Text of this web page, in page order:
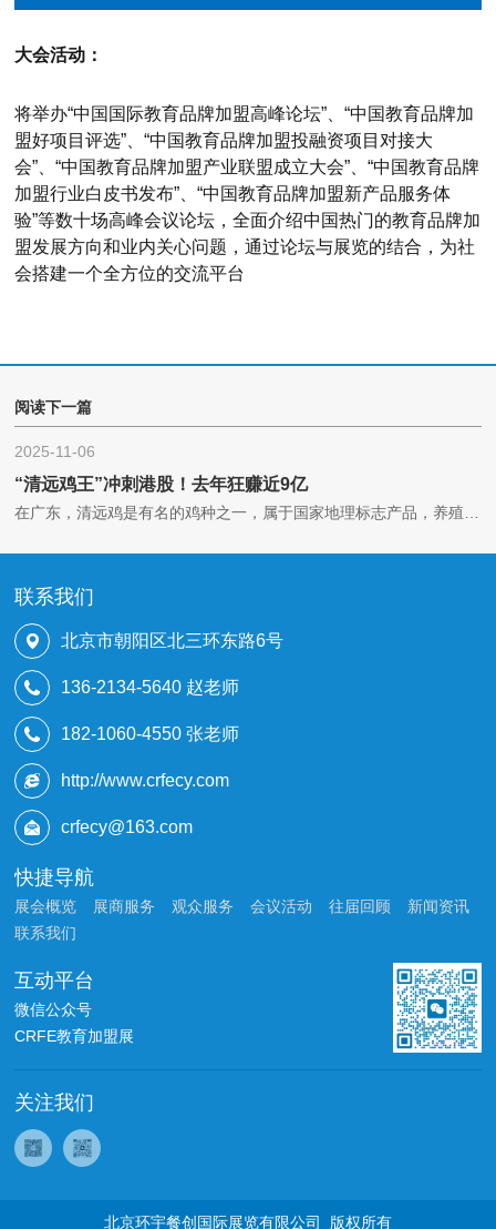
大会活动：
将举办“中国国际教育品牌加盟高峰论坛”、“中国教育品牌加
盟好项目评选”、“中国教育品牌加盟投融资项目对接大
会”、“中国教育品牌加盟产业联盟成立大会”、“中国教育品牌
加盟行业白皮书发布”、“中国教育品牌加盟新产品服务体
验”等数十场高峰会议论坛，全面介绍中国热门的教育品牌加
盟发展方向和业内关心问题，通过论坛与展览的结合，为社
会搭建一个全方位的交流平台
阅读下一篇
2025-11-06
“清远鸡王”冲刺港股！去年狂赚近9亿
联系我们
北京市朝阳区北三环东路6号
136-2134-5640 赵老师
182-1060-4550 张老师
http://www.crfecy.com
crfecy@163.com
快捷导航
展会概览 展商服务 观众服务 会议活动 往届回顾
新闻资讯
联系我们
互动平台
微信公众号
CRFE教育加盟展
关注我们
北京环宇餐创国际展览有限公司 版权所有